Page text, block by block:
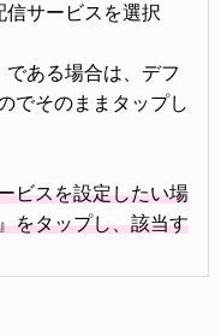
信サービスを選択
ある場合は、デフ
でそのままタップし
ビスを設定したい場
をタップし、該当す